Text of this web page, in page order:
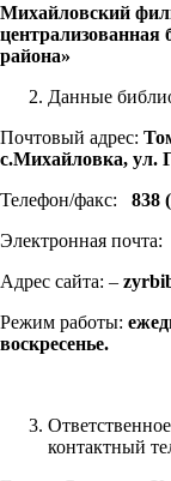
Михайловский
централизованная
района»
Данные
Почтовый адрес:
с.Михайловка, ул.
Телефон/факс:
838
Электронная почта:
Адрес сайта: –
Режим работы:
воскресенье.
контактный